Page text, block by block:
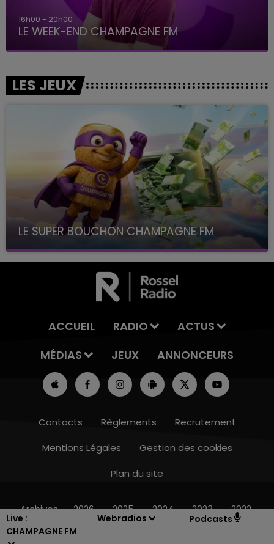
Live :
CHAMPAGNE FM
Webradios Podcasts
7h00 - 12h00
16h00 - 20h00
LE WEEK-END CHAMPAGNE FM
LES JEUX
LE SUPER BOUCHON CHAMPAGNE FM
avec La Famille Champagne FM, à 8H10
ACCUEIL RADIO
ACTUS
MÉDIAS
JEUX ANNONCEURS
Contacts Règlements
Recrutement
Mentions Légales
Gestion des cookies
Plan du site
Archives 2026 2025 2024 2023 2022